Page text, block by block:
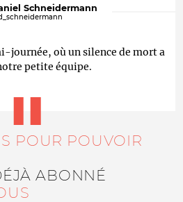
Schneidermann
journée, où un silence de mort a
petite équipe.
POUR POUVOIR
ABONNÉ